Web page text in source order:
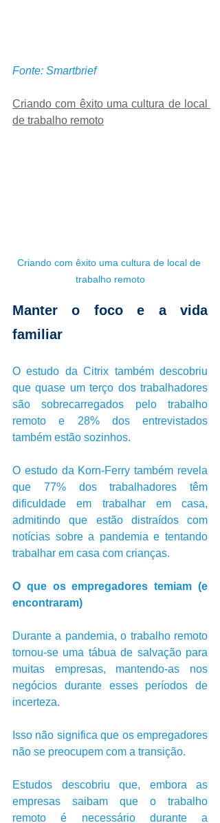
Fonte: Smartbrief
Criando com êxito uma cultura de local
de trabalho remoto
Criando com êxito uma cultura de local de
trabalho remoto
Manter o foco e a vida
familiar
O estudo da Citrix também descobriu
que quase um terço dos trabalhadores
são sobrecarregados pelo trabalho
remoto e 28% dos entrevistados
também estão sozinhos.
O estudo da Korn-Ferry também revela
que 77% dos trabalhadores têm
dificuldade em trabalhar em casa,
admitindo que estão distraídos com
notícias sobre a pandemia e tentando
trabalhar em casa com crianças.
O que os empregadores temiam (e
encontraram)
Durante a pandemia, o trabalho remoto
tornou-se uma tábua de salvação para
muitas empresas, mantendo-as nos
negócios durante esses períodos de
incerteza.
Isso não significa que os empregadores
não se preocupem com a transição.
Estudos descobriu que, embora as
empresas saibam que o trabalho
remoto é necessário durante a